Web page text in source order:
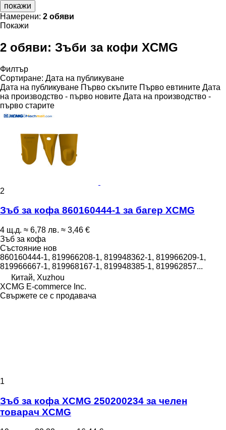
покажи
Намерени: 2 обяви
Покажи
2 обяви: Зъби за кофи XCMG
Филтър
Сортиране: Дата на публикуване
Дата на публикуване Първо скъпите Първо евтините Дата
на производство - първо новите Дата на производство -
първо старите
2
Зъб за кофа 860160444-1 за багер XCMG
4 щ.д. ≈ 6,78 лв. ≈ 3,46 €
Зъб за кофа
Състояние нов
860160444-1, 819966208-1, 819948362-1, 819966209-1,
819966667-1, 819968167-1, 819948385-1, 819962857...
Китай, Xuzhou
XCMG E-commerce Inc.
Свържете се с продавача
1
Зъб за кофа XCMG 250200234 за челен
товарач XCMG